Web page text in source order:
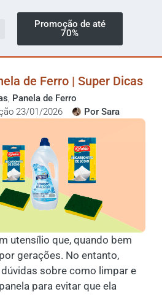
Promoção de até
70%
de Ferro | Super Dicas
, Panela de Ferro
23/01/2026
PorSara
utensílio que, quando bem
gerações. No entanto,
sobre como limpar e
para evitar que ela